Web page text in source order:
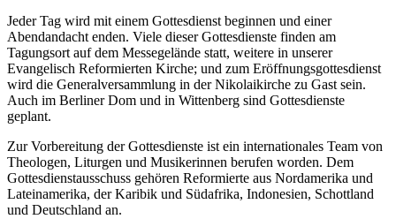
Jeder Tag wird mit einem Gottesdienst beginnen und einer
Abendandacht enden. Viele dieser Gottesdienste finden am
Tagungsort auf dem Messegelände statt, weitere in unserer
Evangelisch Reformierten Kirche; und zum Eröffnungsgottesdienst
wird die Generalversammlung in der Nikolaikirche zu Gast sein.
Auch im Berliner Dom und in Wittenberg sind Gottesdienste
geplant.
Zur Vorbereitung der Gottesdienste ist ein internationales Team von
Theologen, Liturgen und Musikerinnen berufen worden. Dem
Gottesdienstausschuss gehören Reformierte aus Nordamerika und
Lateinamerika, der Karibik und Südafrika, Indonesien, Schottland
und Deutschland an.